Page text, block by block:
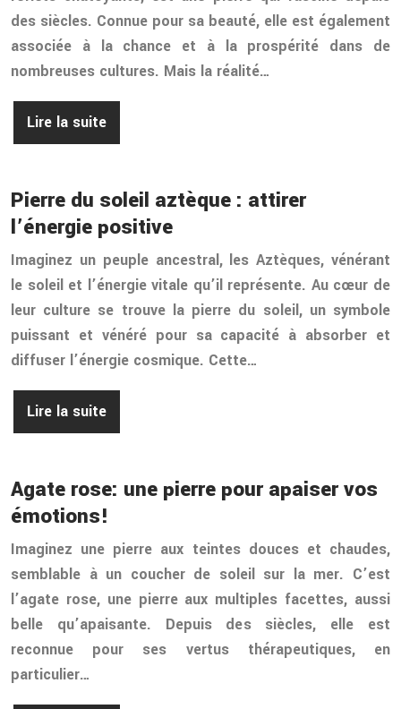
des siècles. Connue pour sa beauté, elle est également
associée à la chance et à la prospérité dans de
nombreuses cultures. Mais la réalité…
Lire la suite
Pierre du soleil aztèque : attirer
l’énergie positive
Imaginez un peuple ancestral, les Aztèques, vénérant
le soleil et l’énergie vitale qu’il représente. Au cœur de
leur culture se trouve la pierre du soleil, un symbole
puissant et vénéré pour sa capacité à absorber et
diffuser l’énergie cosmique. Cette…
Lire la suite
Agate rose: une pierre pour apaiser vos
émotions!
Imaginez une pierre aux teintes douces et chaudes,
semblable à un coucher de soleil sur la mer. C’est
l’agate rose, une pierre aux multiples facettes, aussi
belle qu’apaisante. Depuis des siècles, elle est
reconnue pour ses vertus thérapeutiques, en
particulier…